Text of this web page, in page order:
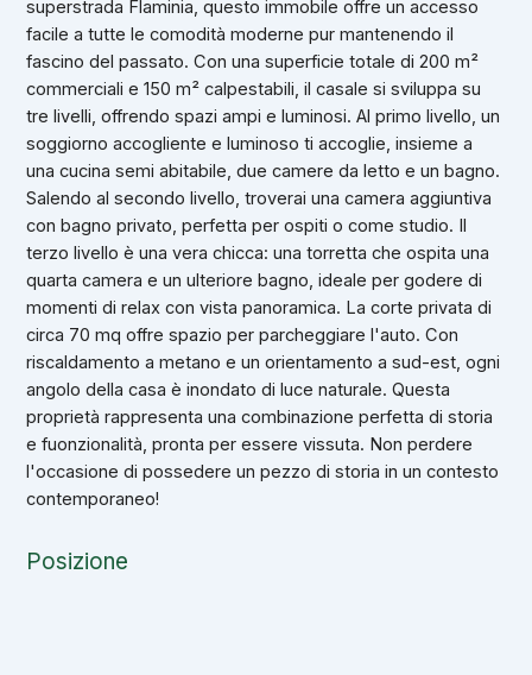
superstrada Flaminia, questo immobile offre un accesso
facile a tutte le comodità moderne pur mantenendo il
fascino del passato. Con una superficie totale di 200 m²
commerciali e 150 m² calpestabili, il casale si sviluppa su
tre livelli, offrendo spazi ampi e luminosi. Al primo livello, un
soggiorno accogliente e luminoso ti accoglie, insieme a
una cucina semi abitabile, due camere da letto e un bagno.
Salendo al secondo livello, troverai una camera aggiuntiva
con bagno privato, perfetta per ospiti o come studio. Il
terzo livello è una vera chicca: una torretta che ospita una
quarta camera e un ulteriore bagno, ideale per godere di
momenti di relax con vista panoramica. La corte privata di
circa 70 mq offre spazio per parcheggiare l'auto. Con
riscaldamento a metano e un orientamento a sud-est, ogni
angolo della casa è inondato di luce naturale. Questa
proprietà rappresenta una combinazione perfetta di storia
e fuonzionalità, pronta per essere vissuta. Non perdere
l'occasione di possedere un pezzo di storia in un contesto
contemporaneo!
Posizione